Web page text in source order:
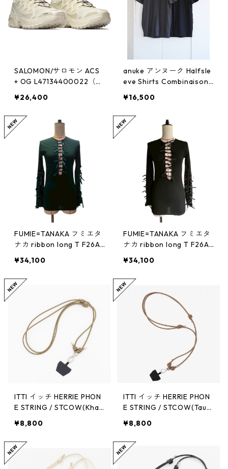
SALOMON/サロモン ACS
+ OG L47134400022（V
lver）
¥26,400
anuke アンヌーク Halfsle
eve Shirts Combinaison
¥16,500
FUMIE=TANAKA フミエタ
ナカ ribbon long T F26A-
¥34,100
FUMIE=TANAKA フミエタ
ナカ ribbon long T F26A-
¥34,100
ITTI イッチ HERRIE PHON
E STRING / STCOW(Khak
¥8,800
ITTI イッチ HERRIE PHON
E STRING / STCOW(Taup
¥8,800